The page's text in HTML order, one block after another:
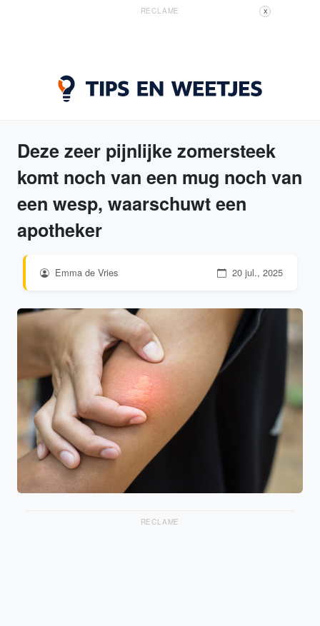
RECLAME X
Deze zeer pijnlijke zomersteek
komt noch van een mug noch van
een wesp, waarschuwt een
apotheker
Emma de Vries 20 jul., 2025
RECLAME